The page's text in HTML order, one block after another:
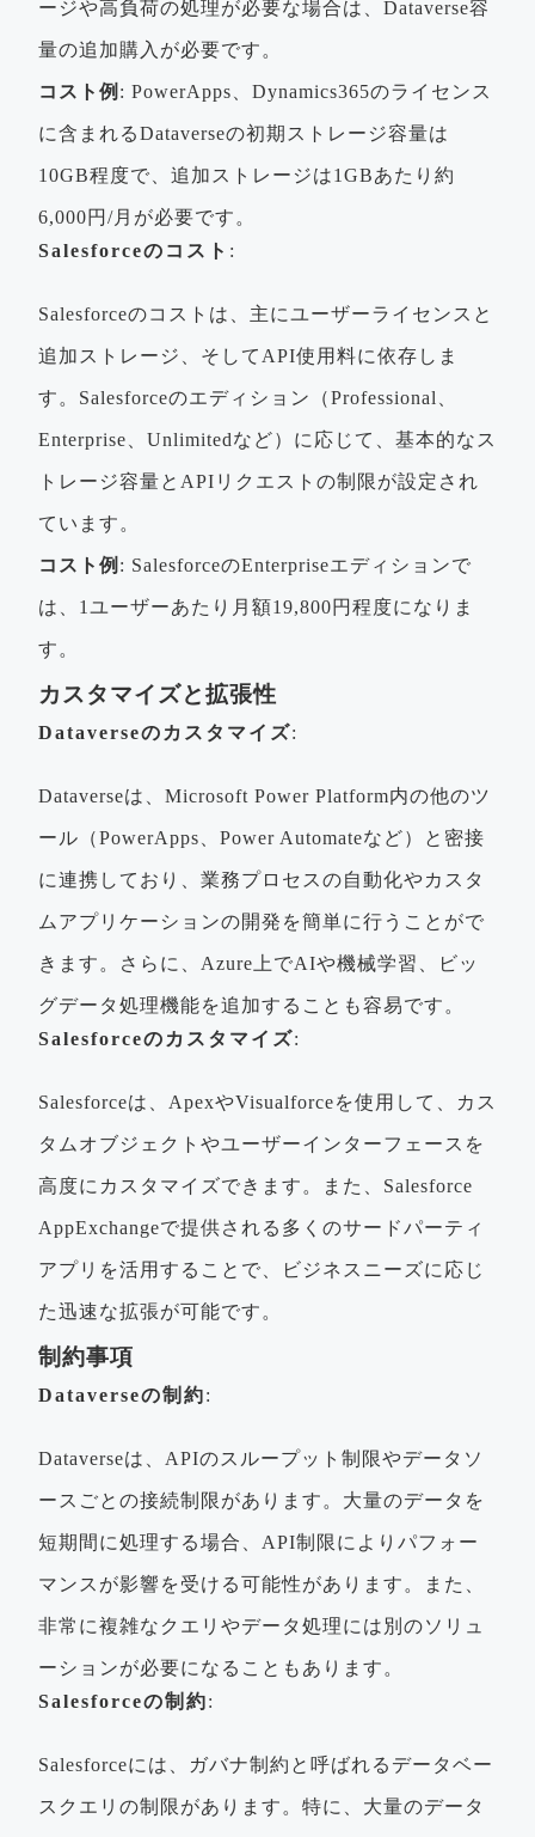
ージや高負荷の処理が必要な場合は、Dataverse容
量の追加購入が必要です。
コスト例 : PowerApps、Dynamics365のライセンス
に含まれるDataverseの初期ストレージ容量は
10GB程度で、追加ストレージは1GBあたり約
6,000円/月が必要です。
Salesforceのコスト :
Salesforceのコストは、主にユーザーライセンスと
追加ストレージ、そしてAPI使用料に依存しま
す。Salesforceのエディション（Professional、
Enterprise、Unlimitedなど）に応じて、基本的なス
トレージ容量とAPIリクエストの制限が設定され
ています。
コスト例 : SalesforceのEnterpriseエディションで
は、1ユーザーあたり月額19,800円程度になりま
す。
カスタマイズと拡張性
Dataverseのカスタマイズ:
Dataverseは、Microsoft Power Platform内の他のツ
ール（PowerApps、Power Automateなど）と密接
に連携しており、業務プロセスの自動化やカスタ
ムアプリケーションの開発を簡単に行うことがで
きます。さらに、Azure上でAIや機械学習、ビッ
グデータ処理機能を追加することも容易です。
Salesforceのカスタマイズ:
Salesforceは、ApexやVisualforceを使用して、カス
タムオブジェクトやユーザーインターフェースを
高度にカスタマイズできます。また、Salesforce
AppExchangeで提供される多くのサードパーティ
アプリを活用することで、ビジネスニーズに応じ
た迅速な拡張が可能です。
制約事項
Dataverseの制約:
Dataverseは、APIのスループット制限やデータソ
ースごとの接続制限があります。大量のデータを
短期間に処理する場合、API制限によりパフォー
マンスが影響を受ける可能性があります。また、
非常に複雑なクエリやデータ処理には別のソリュ
ーションが必要になることもあります。
Salesforceの制約:
Salesforceには、ガバナ制約と呼ばれるデータベー
スクエリの制限があります。特に、大量のデータ